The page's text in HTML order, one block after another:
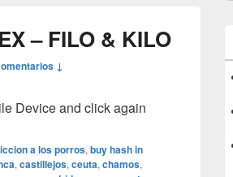
– FILO & KILO
↓
Device and click again
a los porros, buy hash in
, castillejos, ceuta, chamos,